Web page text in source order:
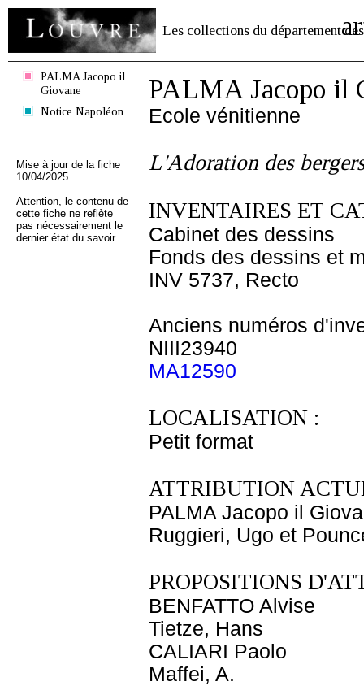
Les collections du département des
PALMA Jacopo il
Giovane
Notice Napoléon
Mise à jour de la fiche
10/04/2025
Attention, le contenu de
cette fiche ne reflète
pas nécessairement le
dernier état du savoir.
PALMA Jacopo il
Ecole vénitienne
L'Adoration des
INVENTAIRES ET
Cabinet des dessins
Fonds des dessins et
INV 5737, Recto
Anciens numéros
NIII23940
MA12590
LOCALISATION :
Petit format
ATTRIBUTION
PALMA Jacopo il
Ruggieri, Ugo et
PROPOSITIONS
BENFATTO Alvise
Tietze, Hans
CALIARI Paolo
Maffei, A.